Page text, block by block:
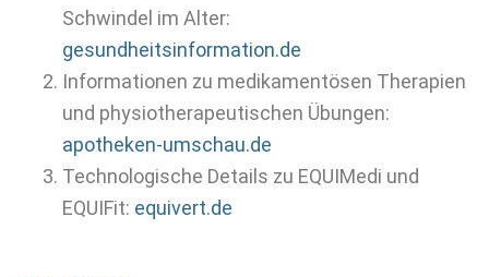
Schwindel im Alter:
gesundheitsinformation.de
Informationen zu medikamentösen Therapien
und physiotherapeutischen Übungen:
apotheken-umschau.de
Technologische Details zu EQUIMedi und
EQUIFit: equivert.de